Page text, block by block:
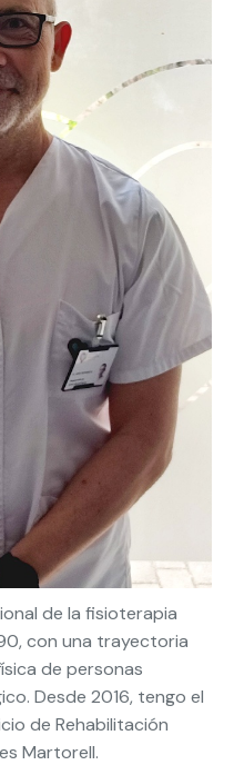
de la fisioterapia
con una trayectoria
de personas
Desde 2016, tengo el
de Rehabilitación
Martorell.